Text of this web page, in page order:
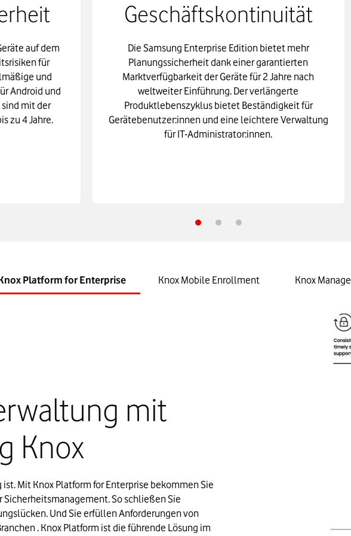
auf dem
für
und
Android und
mit der
zu 4 Jahre.
Geschäftskontinuität
Die Samsung Enterprise Edition bietet mehr
Planungssicherheit dank einer garantierten
Marktverfügbarkeit der Geräte für 2 Jahre nach
weltweiter Einführung. Der verlängerte
Produktlebenszyklus bietet Beständigkeit für
Gerätebenutzer:innen und eine leichtere Verwaltung
für IT-Administrator:innen.
Platform for Enterprise Knox Mobile Enrollment Knox Manage
mit
Knox
ist. Mit Knox Platform for Enterprise bekommen Sie
Sicherheitsmanagement. So schließen Sie
Und Sie erfüllen Anforderungen von
. Knox Platform ist die führende Lösung im